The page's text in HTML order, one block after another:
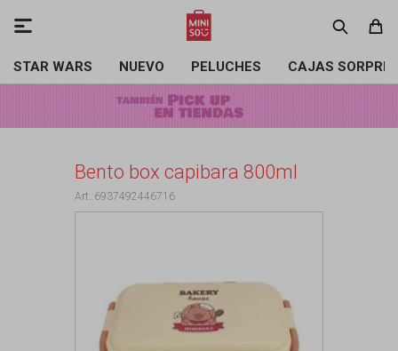
STAR WARS NUEVO PELUCHES CAJAS

Bento box capibara 800ml
6937492446716